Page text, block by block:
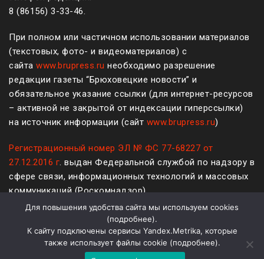
8 (861 56) 3-33-46.
При полном или частичном использовании материалов
(текстовых, фото- и видеоматериалов) с
сайта www.brupress.ru необходимо разрешение
редакции газеты “Брюховецкие новости” и
обязательное указание ссылки (для интернет-ресурсов
– активной не закрытой от индексации гиперссылки)
на источник информации (сайт www.brupress.ru)
Регистрационный номер ЭЛ № ФС 77-68227 от
27.12.2016 г. выдан Федеральной службой по надзору в
сфере связи, информационных технологий и массовых
коммуникаций (Роскомнадзор)
Политика конфиденциальности и защиты информации
Для повышения удобства сайта мы используем cookies
(подробнее).
К сайту подключены сервисы Yandex.Metrika, которые
также использует файлы cookie (подробнее).